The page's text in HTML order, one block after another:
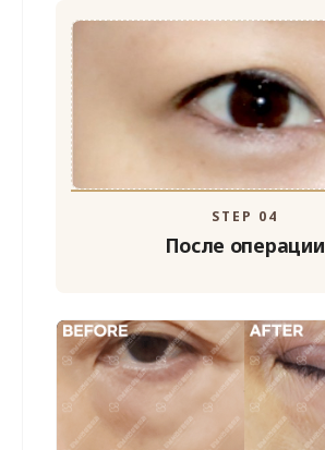
STEP 04
После операции